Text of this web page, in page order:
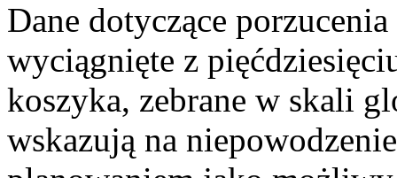
Dane dotyczące
wyciągnięte z
koszyka, zebrane w skali
wskazują na